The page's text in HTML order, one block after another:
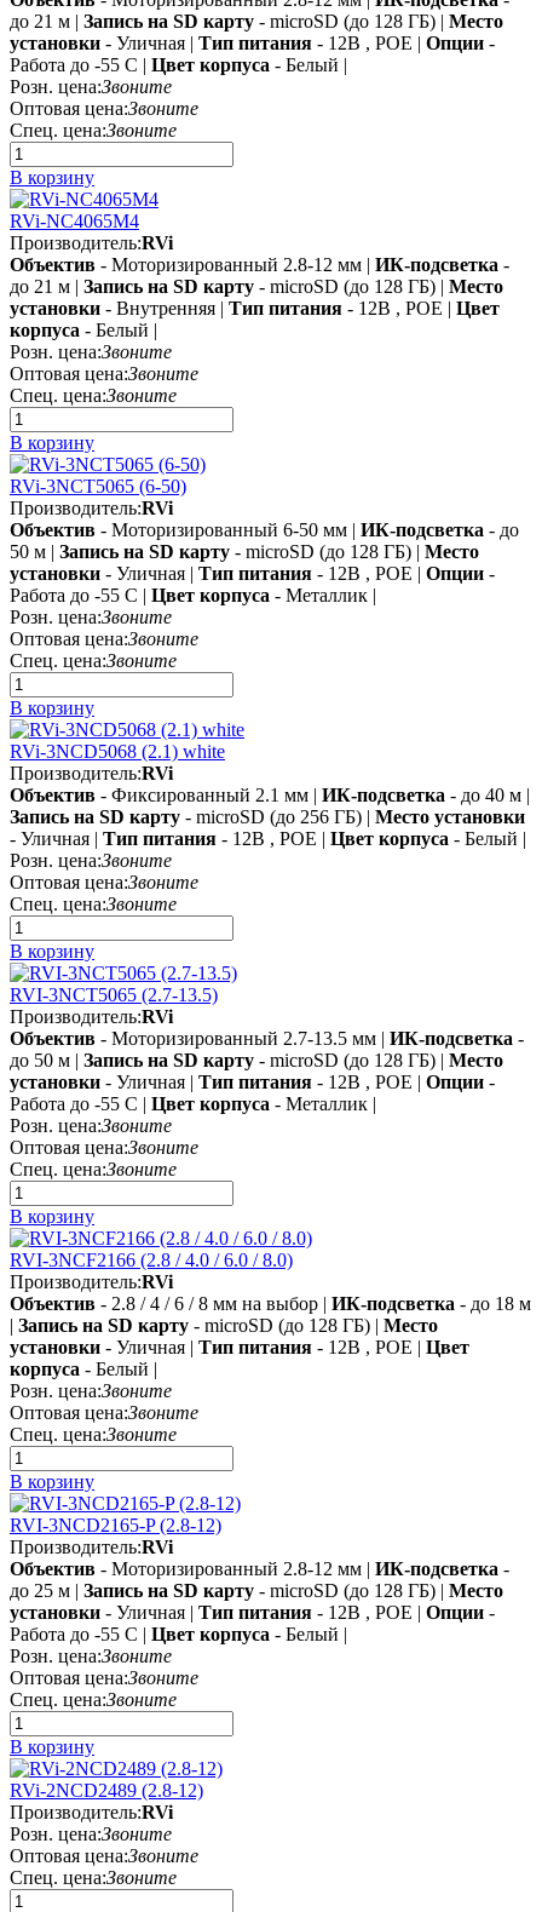
до 21 м | Запись на SD карту - microSD (до 128 ГБ) | Место
установки - Уличная | Тип питания - 12В , POE | Опции -
Работа до -55 C | Цвет корпуса - Белый |
Розн. цена:Звоните
Оптовая цена:Звоните
Спец. цена:Звоните
В корзину
RVi-NC4065M4
Производитель:RVi
Объектив - Моторизированный 2.8-12 мм | ИК-подсветка -
до 21 м | Запись на SD карту - microSD (до 128 ГБ) | Место
установки - Внутренняя | Тип питания - 12В , POE | Цвет
корпуса - Белый |
Розн. цена:Звоните
Оптовая цена:Звоните
Спец. цена:Звоните
В корзину
RVi-3NCT5065 (6-50)
Производитель:RVi
Объектив - Моторизированный 6-50 мм | ИК-подсветка - до
50 м | Запись на SD карту - microSD (до 128 ГБ) | Место
установки - Уличная | Тип питания - 12В , POE | Опции -
Работа до -55 C | Цвет корпуса - Металлик |
Розн. цена:Звоните
Оптовая цена:Звоните
Спец. цена:Звоните
В корзину
RVi-3NCD5068 (2.1) white
Производитель:RVi
Объектив - Фиксированный 2.1 мм | ИК-подсветка - до 40 м |
Запись на SD карту - microSD (до 256 ГБ) | Место установки
- Уличная | Тип питания - 12В , POE | Цвет корпуса - Белый |
Розн. цена:Звоните
Оптовая цена:Звоните
Спец. цена:Звоните
В корзину
RVI-3NCT5065 (2.7-13.5)
Производитель:RVi
Объектив - Моторизированный 2.7-13.5 мм | ИК-подсветка -
до 50 м | Запись на SD карту - microSD (до 128 ГБ) | Место
установки - Уличная | Тип питания - 12В , POE | Опции -
Работа до -55 C | Цвет корпуса - Металлик |
Розн. цена:Звоните
Оптовая цена:Звоните
Спец. цена:Звоните
В корзину
RVI-3NCF2166 (2.8 / 4.0 / 6.0 / 8.0)
Производитель:RVi
Объектив - 2.8 / 4 / 6 / 8 мм на выбор | ИК-подсветка - до 18 м
| Запись на SD карту - microSD (до 128 ГБ) | Место
установки - Уличная | Тип питания - 12В , POE | Цвет
корпуса - Белый |
Розн. цена:Звоните
Оптовая цена:Звоните
Спец. цена:Звоните
В корзину
RVI-3NCD2165-P (2.8-12)
Производитель:RVi
Объектив - Моторизированный 2.8-12 мм | ИК-подсветка -
до 25 м | Запись на SD карту - microSD (до 128 ГБ) | Место
установки - Уличная | Тип питания - 12В , POE | Опции -
Работа до -55 C | Цвет корпуса - Белый |
Розн. цена:Звоните
Оптовая цена:Звоните
Спец. цена:Звоните
В корзину
RVi-2NCD2489 (2.8-12)
Производитель:RVi
Розн. цена:Звоните
Оптовая цена:Звоните
Спец. цена:Звоните